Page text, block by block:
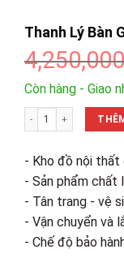
Thanh Lý Bàn
4,250,000
Còn hàng - Giao
Thanh Lý Bàn Giám
- Kho đồ nội thất
- Sản phẩm chất
- Tân trang - vệ
- Vận chuyển và
- Chế độ bảo